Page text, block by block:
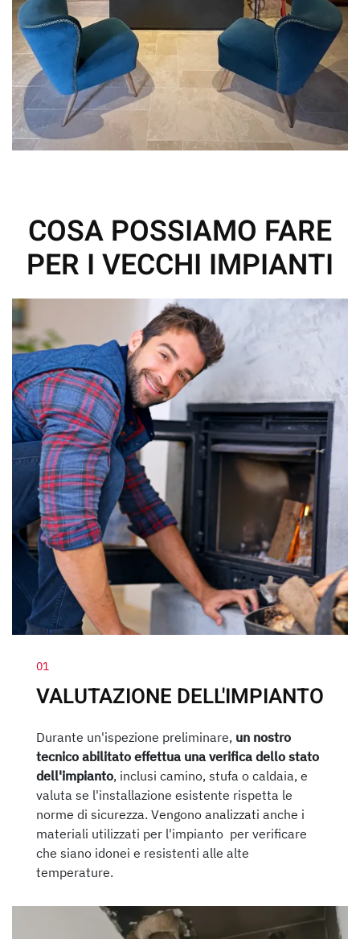
COSA POSSIAMO FARE
PER I VECCHI IMPIANTI
01
VALUTAZIONE DELL'IMPIANTO
Durante un'ispezione preliminare, un nostro
tecnico abilitato effettua una verifica dello stato
dell'impianto, inclusi camino, stufa o caldaia, e
valuta se l'installazione esistente rispetta le
norme di sicurezza. Vengono analizzati anche i
materiali utilizzati per l'impianto per verificare
che siano idonei e resistenti alle alte
temperature.